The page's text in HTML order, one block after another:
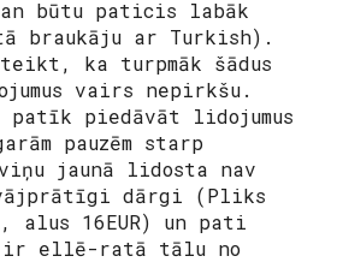
būtu paticis labāk
braukāju ar Turkish).
ka turpmāk šādus
vairs nepirkšu.
patīk piedāvāt lidojumus
pauzēm starp
jaunā lidosta nav
dārgi (Pliks
alus 16EUR) un pati
ir ellē-ratā tālu no